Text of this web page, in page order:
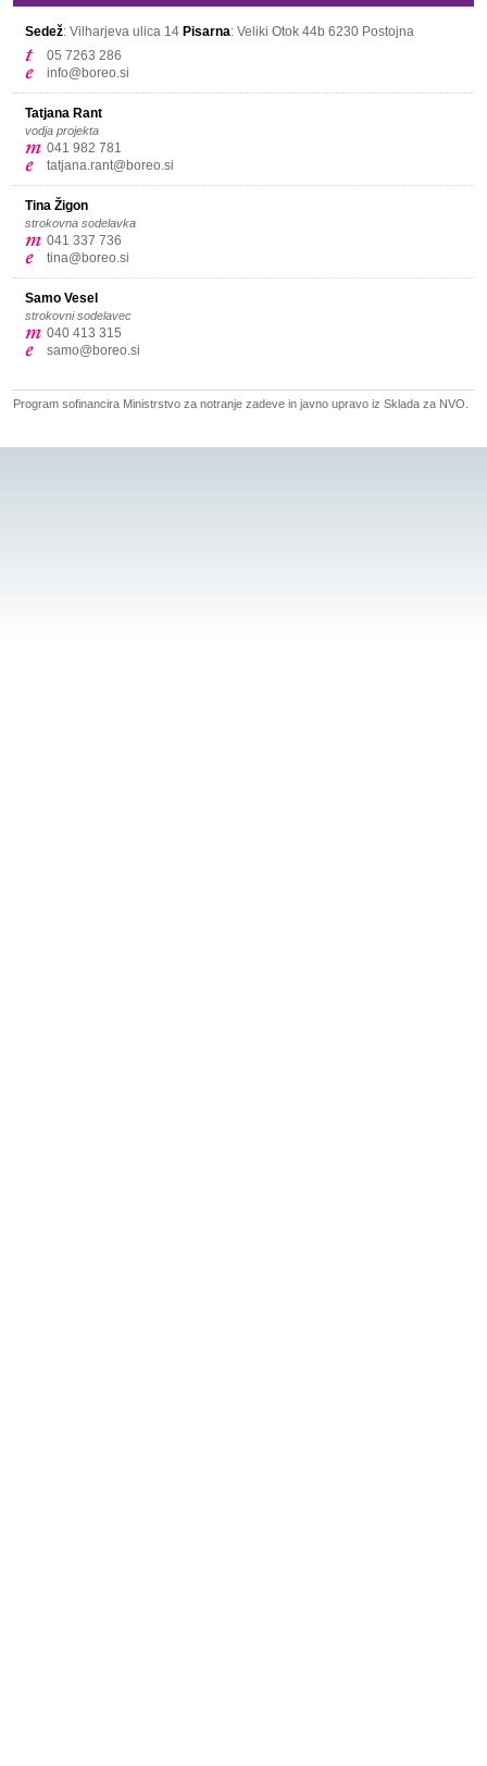
Sedež: Vilharjeva ulica 14 Pisarna: Veliki Otok 44b 6230 Postojna
05 7263 286
info@boreo.si
Tatjana Rant
vodja projekta
041 982 781
tatjana.rant@boreo.si
Tina Žigon
strokovna sodelavka
041 337 736
tina@boreo.si
Samo Vesel
strokovni sodelavec
040 413 315
samo@boreo.si
Program sofinancira Ministrstvo za notranje zadeve in javno upravo iz Sklada za NVO.